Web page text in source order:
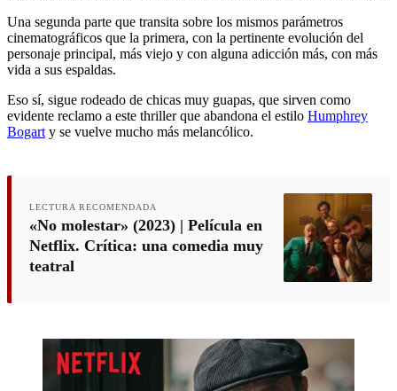
Una segunda parte que transita sobre los mismos parámetros
cinematográficos que la primera, con la pertinente evolución del
personaje principal, más viejo y con alguna adicción más, con más
vida a sus espaldas.
Eso sí, sigue rodeado de chicas muy guapas, que sirven como
evidente reclamo a este thriller que abandona el estilo Humphrey
Bogart y se vuelve mucho más melancólico.
LECTURA RECOMENDADA
«No molestar» (2023) | Película en
Netflix. Crítica: una comedia muy
teatral